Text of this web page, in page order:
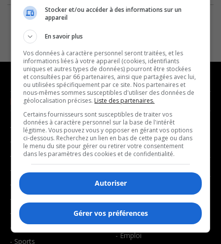
NOUVELLES
- Affaires municipales
- Communauté / Social
- Culture
- Économie
- Éducation
- Environnement
- Faits divers
- Santé et bien-être
- Sports
MUSIQUE
- Décompte franco
- Joué récemment
BALADOS
- Affaires
- Emploi
Stocker et/ou accéder à des informations sur un
appareil
En savoir plus
Vos données à caractère personnel seront traitées, et les
informations liées à votre appareil (cookies, identifiants
uniques et autres types de données) pourront être stockées
et consultées par 66 partenaires, ainsi que partagées avec lui,
ou utilisées spécifiquement par ce site. Nos partenaires et
nous-mêmes sommes susceptibles d'utiliser des données de
géolocalisation précises. Liste des partenaires.
Certains fournisseurs sont susceptibles de traiter vos
données à caractère personnel sur la base de l'intérêt
légitime. Vous pouvez vous y opposer en gérant vos options
ci-dessous. Recherchez un lien en bas de cette page ou dans
le menu du site pour gérer ou retirer votre consentement
dans les paramètres des cookies et de confidentialité.
Autoriser
Gérer vos préférences